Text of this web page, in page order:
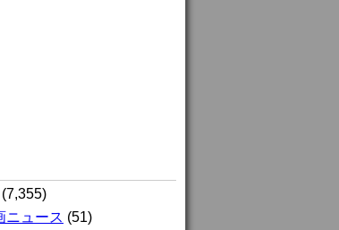
(7,355)
ニュース (51)